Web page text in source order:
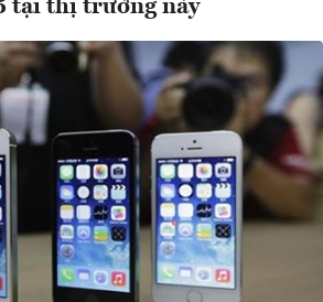
tại thị trường này